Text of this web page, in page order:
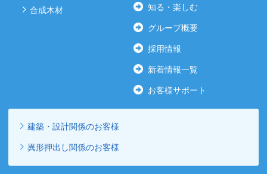
合成木材
知る・楽しむ
グループ概要
採用情報
新着情報一覧
お客様サポート
建築・設計関係のお客様
異形押出し関係のお客様